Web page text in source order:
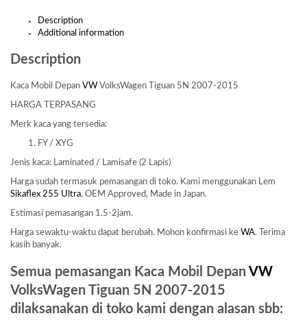
Description
Additional information
Description
Kaca Mobil Depan VW VolksWagen Tiguan 5N 2007-2015
HARGA TERPASANG
Merk kaca yang tersedia:
FY / XYG
Jenis kaca: Laminated / Lamisafe (2 Lapis)
Harga sudah termasuk pemasangan di toko. Kami menggunakan Lem
Sikaflex 255 Ultra, OEM Approved, Made in Japan.
Estimasi pemasangan 1.5-2jam.
Harga sewaktu-waktu dapat berubah. Mohon konfirmasi ke WA. Terima
kasih banyak.
Semua pemasangan Kaca Mobil Depan VW
VolksWagen Tiguan 5N 2007-2015
dilaksanakan di toko kami dengan alasan sbb: